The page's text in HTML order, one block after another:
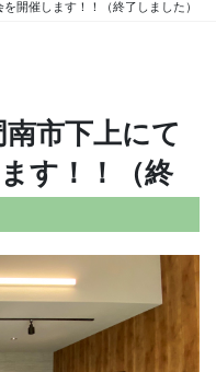
開催します！！（終了しました）
市下上にて
す！！（終